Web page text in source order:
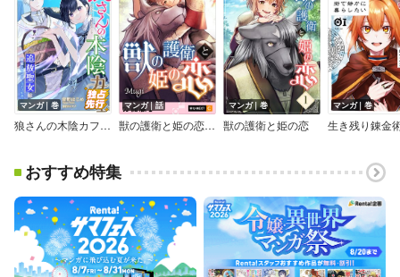
マンガ｜巻
狼さんの木陰カフェ～追放聖女は闇魔法でスローライフを送りたい～【Renta！限定版】
マンガ｜話
獣の護衛と姫の恋 【分冊版】
マンガ｜巻
獣の護衛と姫の恋
マンガ｜巻
おすすめ特集